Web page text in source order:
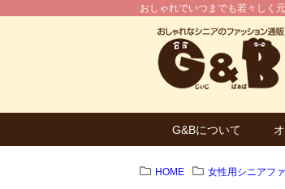
おしゃれでいつまでも若々しく
G&Bについて
HOME 女性用シニアフ